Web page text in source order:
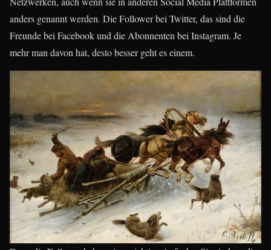
anders genannt werden. Die Follower bei Twitter, das sind die
Freunde bei Facebook und die Abonnenten bei Instagram. Je
mehr man davon hat, desto besser geht es einem.